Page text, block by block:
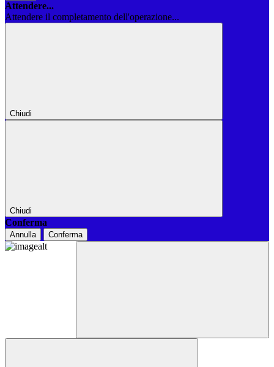
Attendere...
Attendere il completamento dell'operazione...
Chiudi
Chiudi
Conferma
Annulla Conferma